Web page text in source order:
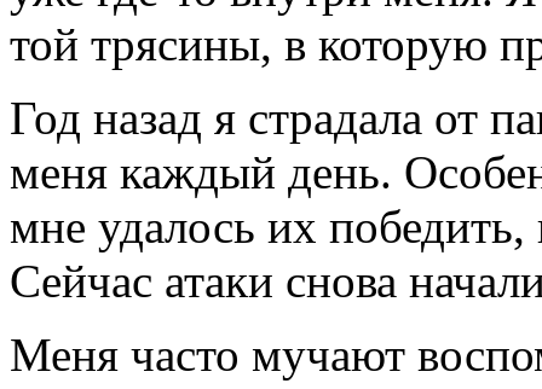
той трясины, в которую
Год назад я страдала от
меня каждый день.
мне удалось их
Сейчас атаки снова
Меня часто мучают